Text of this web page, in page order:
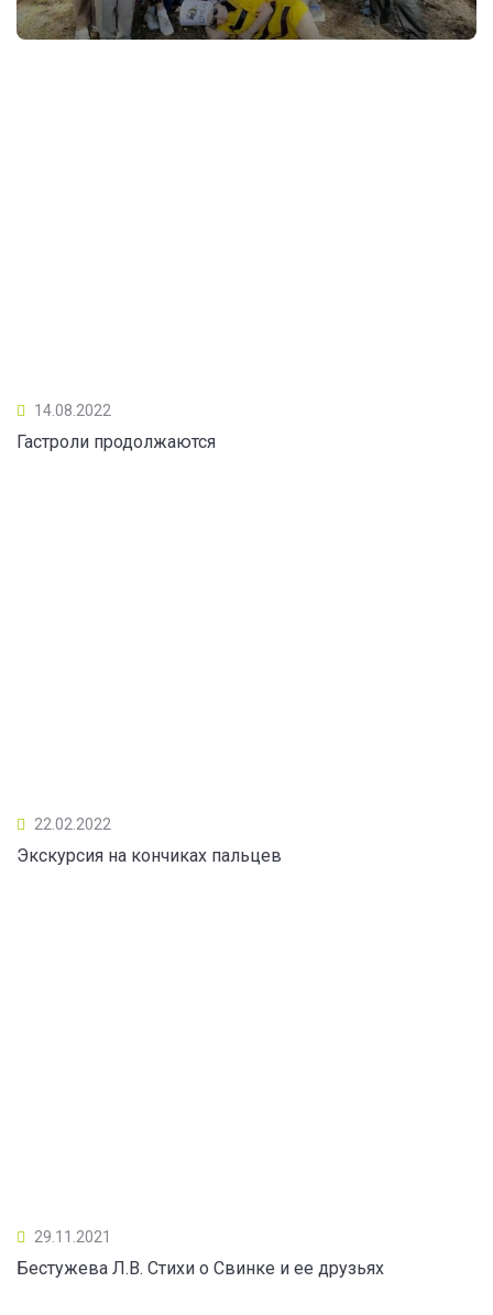
14.08.2022
Гастроли продолжаются
22.02.2022
Экскурсия на кончиках пальцев
29.11.2021
Бестужева Л.В. Стихи о Свинке и ее друзьях